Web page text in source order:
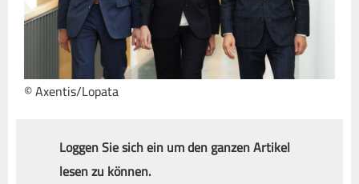
© Axentis/Lopata
Loggen Sie sich ein um den ganzen Artikel
lesen zu können.